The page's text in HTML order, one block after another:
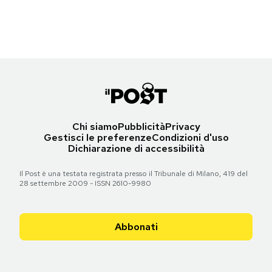
Chi siamoPubblicitàPrivacy
Gestisci le preferenzeCondizioni d'uso
Dichiarazione di accessibilità
Il Post è una testata registrata presso il Tribunale di Milano, 419 del
28 settembre 2009 - ISSN 2610-9980
Abbonati